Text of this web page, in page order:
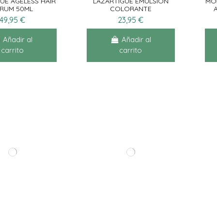
50ML
49,95 €
Añadir al
carrito
COLORANTE
23,95 €
Añadir al
carrito